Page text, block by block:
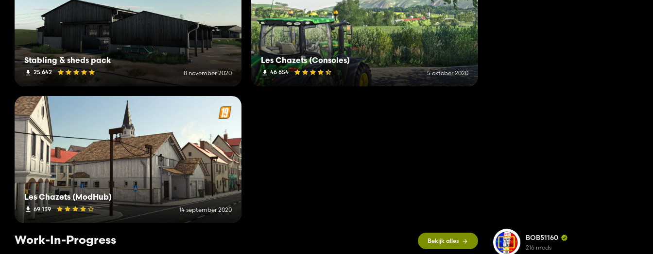
Stabling & sheds pack
25 642 8 november 2020
Les Chazets (Consoles)
46 654 5 oktober 2020
Les Chazets (ModHub)
69 139 14 september 2020
Work-In-Progress Bekijk alles BOB51160
216 mods